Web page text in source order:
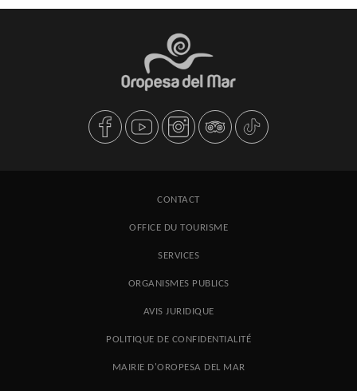
CONTACT
OFFICE DU TOURISME
SERVICES
ORGANISMES PUBLICS
AVIS JURIDIQUE
POLITIQUE DE CONFIDENTIALITÉ
MAIRIE D'OROPESA DEL MAR